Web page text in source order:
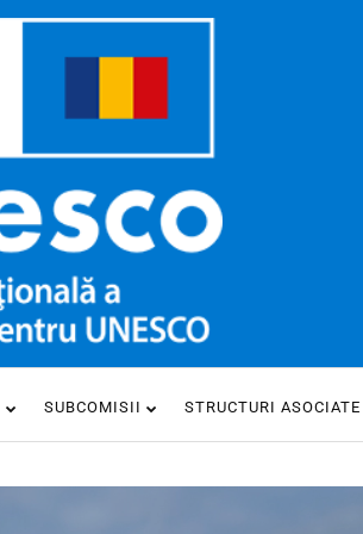
SUBCOMISII STRUCTURI ASOCIATE